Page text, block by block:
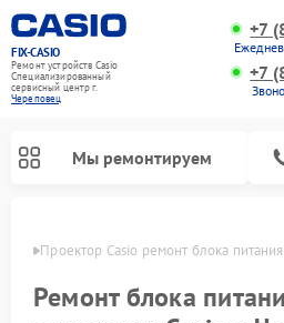
FIX-CASIO
Ремонт устройств Casio
Специализированный
cервисный центр г.
Череповец
+7
+7
Мы ремонтируем
Проектор Casio ремонт блока питания
Ремонт блока